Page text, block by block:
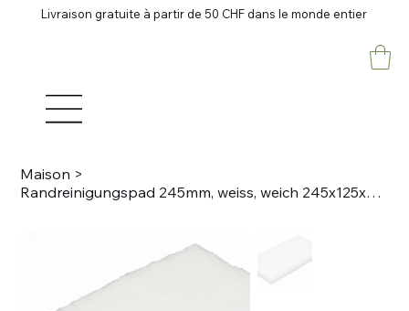
Livraison gratuite à partir de 50 CHF dans le monde entier
Maison >
Randreinigungspad 245mm, weiss, weich 245x125x23mm